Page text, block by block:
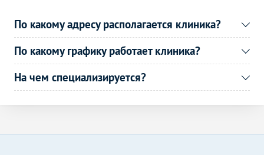
По какому адресу располагается клиника?
По какому графику работает клиника?
На чем специализируется?